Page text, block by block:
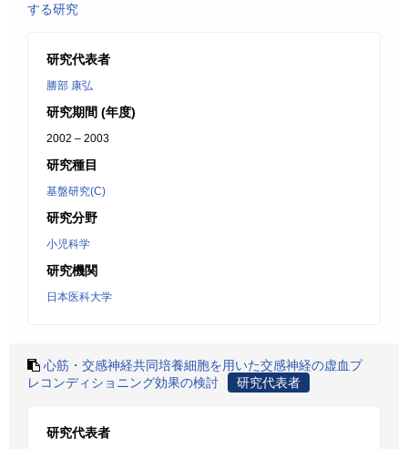
する研究
研究代表者
勝部 康弘
研究期間 (年度)
2002 – 2003
研究種目
基盤研究(C)
研究分野
小児科学
研究機関
日本医科大学
心筋・交感神経共同培養細胞を用いた交感神経の虚血プ
レコンディショニング効果の検討
研究代表者
研究代表者